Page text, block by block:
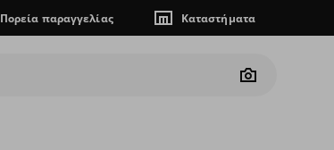
Πορεία παραγγελίας Καταστήματα
Camera